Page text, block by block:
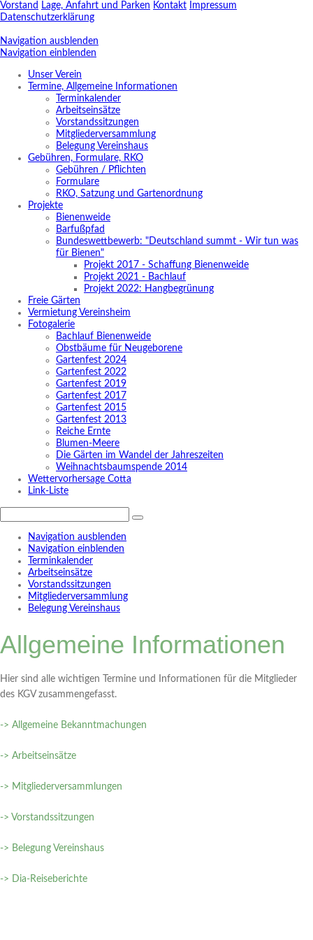
Vorstand Lage, Anfahrt und Parken Kontakt
Impressum
Datenschutzerklärung
Navigation ausblenden
Navigation einblenden
Unser Verein
Termine, Allgemeine Informationen
Terminkalender
Arbeitseinsätze
Vorstandssitzungen
Mitgliederversammlung
Belegung Vereinshaus
Gebühren, Formulare, RKO
Gebühren / Pflichten
Formulare
RKO, Satzung und Gartenordnung
Projekte
Bienenweide
Barfußpfad
Bundeswettbewerb: "Deutschland summt - Wir tun was
für Bienen"
Projekt 2017 - Schaffung Bienenweide
Projekt 2021 - Bachlauf
Projekt 2022: Hangbegrünung
Freie Gärten
Vermietung Vereinsheim
Fotogalerie
Bachlauf Bienenweide
Obstbäume für Neugeborene
Gartenfest 2024
Gartenfest 2022
Gartenfest 2019
Gartenfest 2017
Gartenfest 2015
Gartenfest 2013
Reiche Ernte
Blumen-Meere
Die Gärten im Wandel der Jahreszeiten
Weihnachtsbaumspende 2014
Wettervorhersage Cotta
Link-Liste
Navigation ausblenden
Navigation einblenden
Terminkalender
Arbeitseinsätze
Vorstandssitzungen
Mitgliederversammlung
Belegung Vereinshaus
Allgemeine Informationen
Hier sind alle wichtigen Termine und Informationen für die Mitglieder
des KGV zusammengefasst.
-> Allgemeine Bekanntmachungen
-> Arbeitseinsätze
-> Mitgliederversammlungen
-> Vorstandssitzungen
-> Belegung Vereinshaus
-> Dia-Reiseberichte